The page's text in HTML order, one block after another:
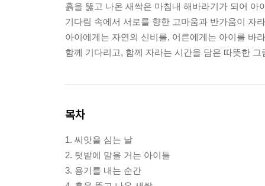
흙을 뚫고 나온 새싹은 마침내 해바라기가 되어 아
기다림 속에서 서로를 향한 고마움과 반가움이 자
아이에게는 자연의 신비를, 어른에게는 아이를 바
함께 기다리고, 함께 자라는 시간을 담은 따뜻한 그
목차
1. 씨앗을 심는 날
2. 텃밭에 말을 거는 아이들
3. 용기를 내는 순간